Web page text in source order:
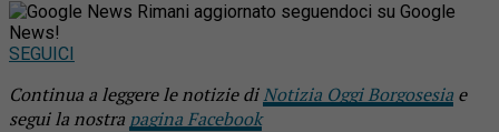
Rimani aggiornato seguendoci su Google
News!
SEGUICI
Continua a leggere le notizie diNotizia Oggi Borgosesia e
segui la nostra pagina Facebook